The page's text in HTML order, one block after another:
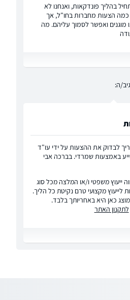
בהליך פונדקאות, ואנחנו לא
כמה הצעות מחברות בחו"ל, אך
מוגנים ואפשר לסמוך עליהם. מה
ה:
לבדוק את ההצעות על ידי עו"ד
באמצעות שמרדי. בברכה אבי
ייעוץ משפטי ו/או המלצה מכל סוג
לייעוץ מקצועי טרם נקיטת כל הליך.
כאן היא באחריותך בלבד.
לתקנון האתר